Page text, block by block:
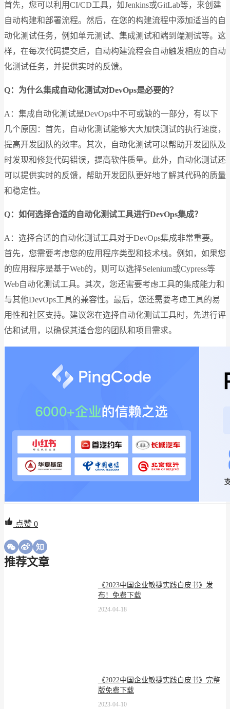
首先，您可以利用CI/CD工具，如Jenkins或GitLab等，来创建
自动构建和部署流程。然后，在您的构建流程中添加适当的自
动化测试任务，例如单元测试、集成测试和端到端测试等。这
样，在每次代码提交后，自动构建流程会自动触发相应的自动
化测试任务，并提供实时的反馈。
Q：为什么集成自动化测试对DevOps是必要的？
A：集成自动化测试是DevOps中不可或缺的一部分，有以下
几个原因：首先，自动化测试能够大大加快测试的执行速度，
提高开发团队的效率。其次，自动化测试可以帮助开发团队及
时发现和修复代码错误，提高软件质量。此外，自动化测试还
可以提供实时的反馈，帮助开发团队更好地了解其代码的质量
和稳定性。
Q：如何选择合适的自动化测试工具进行DevOps集成？
A：选择合适的自动化测试工具对于DevOps集成非常重要。
首先，您需要考虑您的应用程序类型和技术栈。例如，如果您
的应用程序是基于Web的，则可以选择Selenium或Cypress等
Web自动化测试工具。其次，您还需要考虑工具的集成能力和
与其他DevOps工具的兼容性。最后，您还需要考虑工具的易
用性和社区支持。建议您在选择自动化测试工具时，先进行评
估和试用，以确保其适合您的团队和项目需求。
点赞 0
推荐文章
《2023中国企业敏捷实践白皮书》发
布！免费下载
2024-04-18
《2022中国企业敏捷实践白皮书》完整
版免费下载
2023-04-10